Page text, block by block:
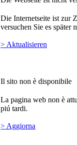
Die Internetseite ist zur
versuchen Sie es später
> Aktualisieren
Il sito non è disponibile
La pagina web non è
piú tardi.
> Aggiorna